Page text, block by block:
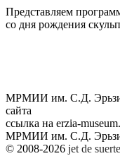
Представляем
со дня рождения
МРМИИ им. С.Д. Эрьзи.
сайта
ссылка на erzia-
МРМИИ им. С.Д.
© 2008-2026 jet de